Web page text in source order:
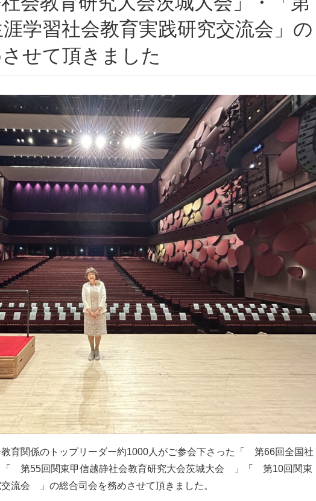
学習社会教育実践研究交流会」の
せて頂きました
育関係のトップリーダー約1000人がご参会下さった「 第66回全国社
第55回関東甲信越静社会教育研究大会茨城大会 」「 第10回関東
流会 」の総合司会を務めさせて頂きました。